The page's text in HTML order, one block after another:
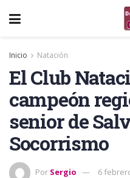
Inicio Natación
El Club
campeón
senior de
Socorrismo
Por Sergio 6